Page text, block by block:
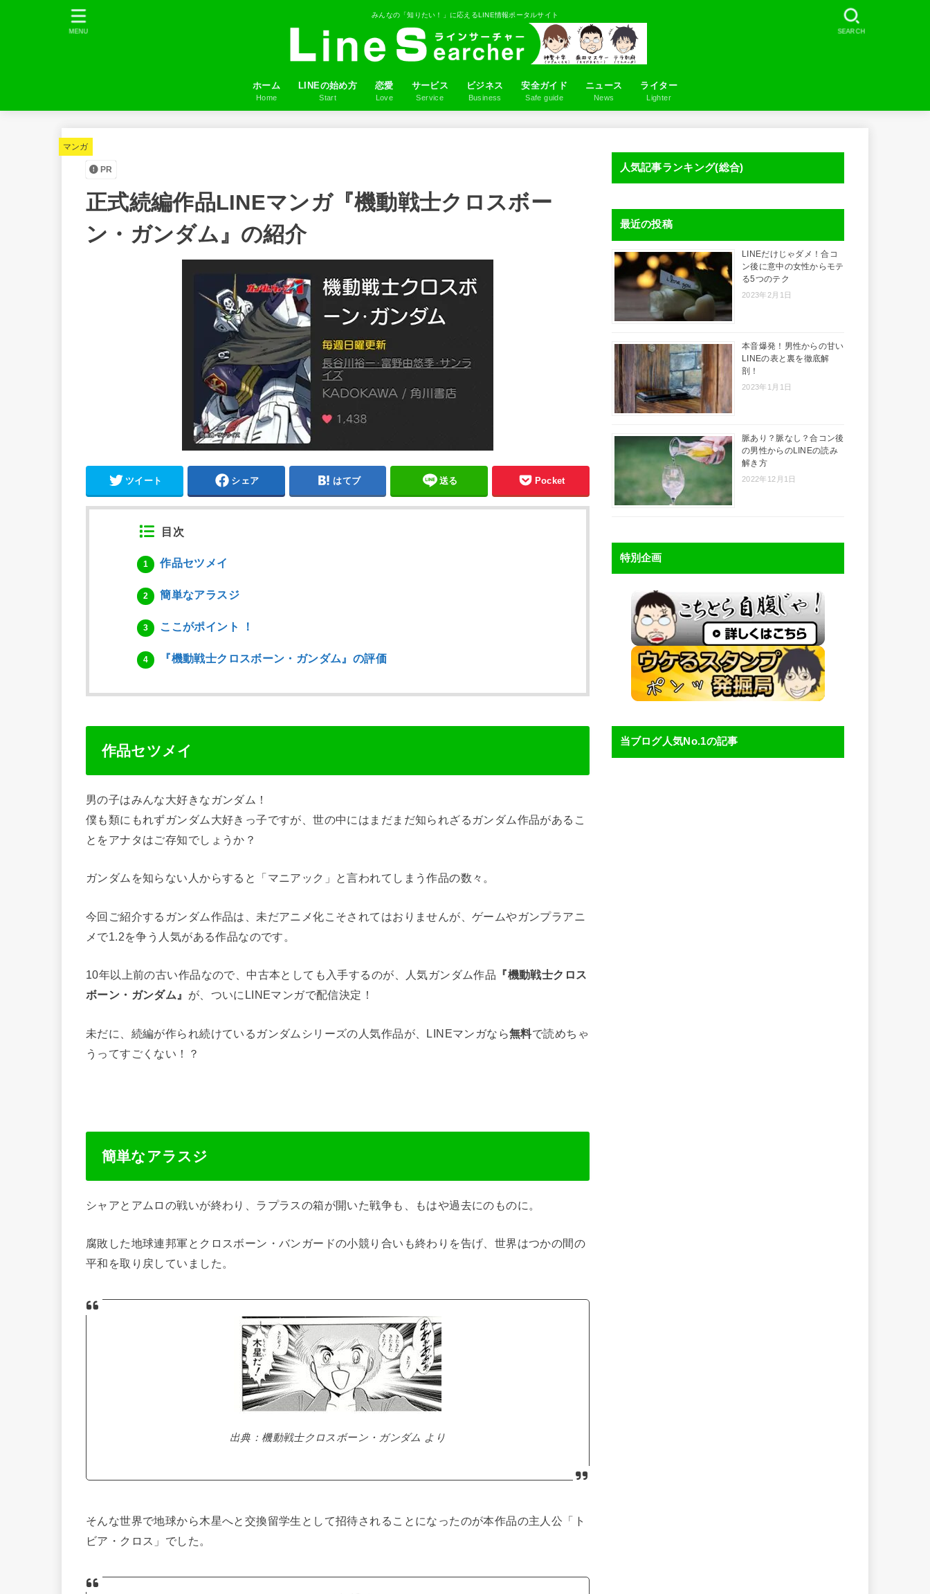
みんなの「知りたい！」に応えるLINE情報ポータルサイト
ホーム
Home
LINEの始め方
Start
恋愛
Love
サービス
Service
ビジネス
Business
安全ガイド
Safe guide
ニュース
News
ライター
Lighter
SEARCH
MENU
マンガ
PR
正式続編作品LINEマンガ『機動戦士クロスボー
ン・ガンダム』の紹介
ツイート シェア はてブ 送る Pocket
目次
1 作品セツメイ
2 簡単なアラスジ
3 ここがポイント ！
4 『機動戦士クロスボーン・ガンダム』の評価
作品セツメイ
男の子はみんな大好きなガンダム！
僕も類にもれずガンダム大好きっ子ですが、世の中にはまだまだ知られざるガンダム作品があるこ
とをアナタはご存知でしょうか？
ガンダムを知らない人からすると「マニアック」と言われてしまう作品の数々。
今回ご紹介するガンダム作品は、未だアニメ化こそされてはおりませんが、ゲームやガンプラアニ
メで1.2を争う人気がある作品なのです。
10年以上前の古い作品なので、中古本としても入手するのが、人気ガンダム作品 『機動戦士クロス
ボーン・ガンダム』 が、ついにLINEマンガで配信決定！
未だに、続編が作られ続けているガンダムシリーズの人気作品が、LINEマンガなら無料で読めちゃ
うってすごくない！？
簡単なアラスジ
シャアとアムロの戦いが終わり、ラプラスの箱が開いた戦争も、もはや過去にのものに。
腐敗した地球連邦軍とクロスボーン・バンガードの小競り合いも終わりを告げ、世界はつかの間の
平和を取り戻していました。
出典：機動戦士クロスボーン・ガンダム より
そんな世界で地球から木星へと交換留学生として招待されることになったのが本作品の主人公「ト
ビア・クロス」でした。
人気記事ランキング(総合)
最近の投稿
LINEだけじゃダメ！合コ
ン後に意中の女性からモテ
る5つのテク
2023年2月1日
本音爆発！男性からの甘い
LINEの表と裏を徹底解
剖！
2023年1月1日
脈あり？脈なし？合コン後
の男性からのLINEの読み
解き方
2022年12月1日
特別企画
当ブログ人気No.1の記事